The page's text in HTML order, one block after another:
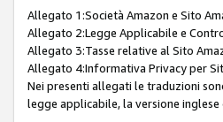
Allegato 1:Società Amazon e Sito
Allegato 2:Legge Applicabile e
Allegato 3:Tasse relative al Sito
Allegato 4:Informativa Privacy per
Nei presenti allegati le traduzioni
legge applicabile, la versione